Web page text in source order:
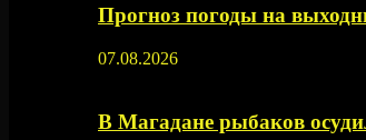
Прогноз погоды на
07.08.2026
В Магадане рыбаков